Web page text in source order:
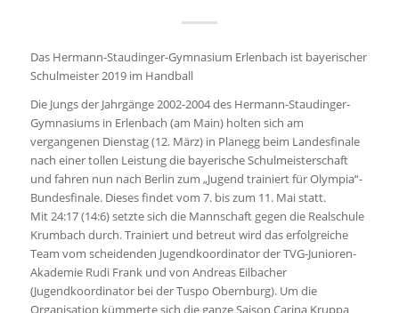
Das Hermann-Staudinger-Gymnasium Erlenbach ist bayerischer
Schulmeister 2019 im Handball
Die Jungs der Jahrgänge 2002-2004 des Hermann-Staudinger-
Gymnasiums in Erlenbach (am Main) holten sich am
vergangenen Dienstag (12. März) in Planegg beim Landesfinale
nach einer tollen Leistung die bayerische Schulmeisterschaft
und fahren nun nach Berlin zum „Jugend trainiert für Olympia“-
Bundesfinale. Dieses findet vom 7. bis zum 11. Mai statt.
Mit 24:17 (14:6) setzte sich die Mannschaft gegen die Realschule
Krumbach durch. Trainiert und betreut wird das erfolgreiche
Team vom scheidenden Jugendkoordinator der TVG-Junioren-
Akademie Rudi Frank und von Andreas Eilbacher
(Jugendkoordinator bei der Tuspo Obernburg). Um die
Organisation kümmerte sich die ganze Saison Carina Kruppa